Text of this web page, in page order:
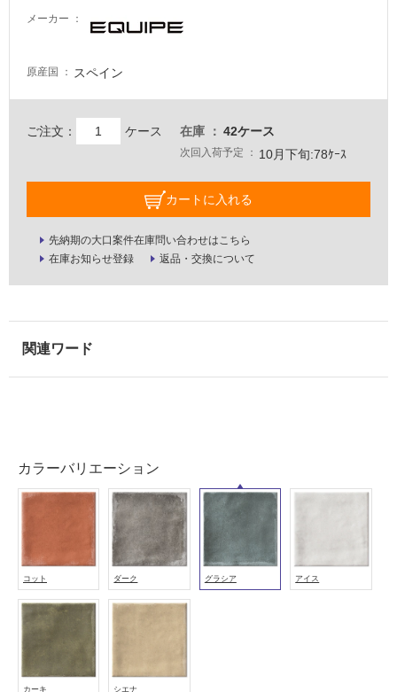
メーカー
原産国 スペイン
ご注文： ケース 在庫 42ケース
次回入荷予定 10月下旬:78ｹｰｽ
カートに入れる
先納期の大口案件在庫問い合わせはこちら
在庫お知らせ登録
返品・交換について
カラーバリエーション
コット ダーク グラシア アイス
カーキ シエナ
要
し
て
い
な
壁・
壁・
浴
能
使
可
能
冷
外)